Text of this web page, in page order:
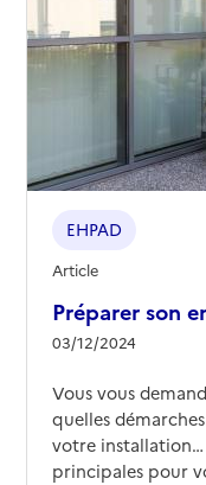
Préparer son
03/12/2024
EHPAD
Article
Vous vous
quelles
votre
principales pour